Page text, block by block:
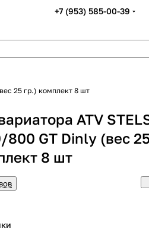
+7 (953) 585-00-39
25 гр.) комплект 8 шт
ATV
GT Dinly (вес 25
8 шт